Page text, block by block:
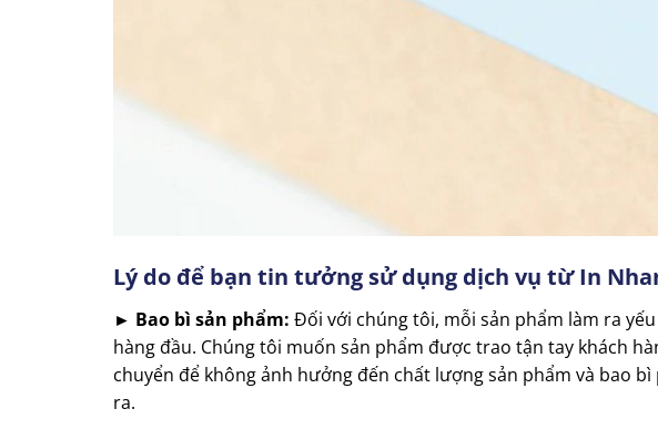
Lý do để bạn tin tưởng sử dụng dịch vụ từ In
► Bao bì sản phẩm: Đối với chúng tôi, mỗi sản phẩm làm ra
hàng đầu. Chúng tôi muốn sản phẩm được trao tận tay khách
chuyển để không ảnh hưởng đến chất lượng sản phẩm và bao
ra.